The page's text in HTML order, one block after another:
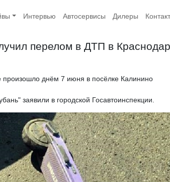
Интервью Автосервисы Дилеры
перелом в ДТП в
произошло днём 7 июня в посёлке Калинино
заявили в городской Госавтоинспекции.